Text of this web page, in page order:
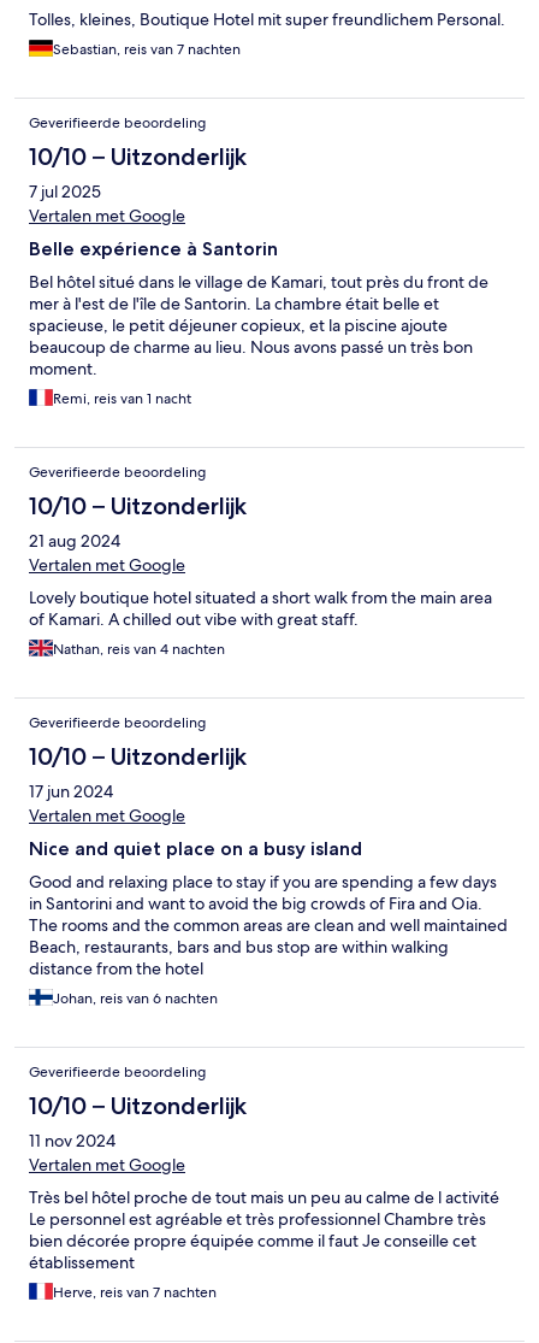
Tolles, kleines, Boutique Hotel mit super freundlichem Personal.
Sebastian, reis van 7 nachten
Geverifieerde beoordeling
10/10 – Uitzonderlijk
7 jul 2025
Vertalen met Google
Belle expérience à Santorin
Bel hôtel situé dans le village de Kamari, tout près du front de
mer à l'est de l'île de Santorin. La chambre était belle et
spacieuse, le petit déjeuner copieux, et la piscine ajoute
beaucoup de charme au lieu. Nous avons passé un très bon
moment.
Remi, reis van 1 nacht
Geverifieerde beoordeling
10/10 – Uitzonderlijk
21 aug 2024
Vertalen met Google
Lovely boutique hotel situated a short walk from the main area
of Kamari. A chilled out vibe with great staff.
Nathan, reis van 4 nachten
Geverifieerde beoordeling
10/10 – Uitzonderlijk
17 jun 2024
Vertalen met Google
Nice and quiet place on a busy island
Good and relaxing place to stay if you are spending a few days
in Santorini and want to avoid the big crowds of Fira and Oia.
The rooms and the common areas are clean and well maintained
Beach, restaurants, bars and bus stop are within walking
distance from the hotel
Johan, reis van 6 nachten
Geverifieerde beoordeling
10/10 – Uitzonderlijk
11 nov 2024
Vertalen met Google
Très bel hôtel proche de tout mais un peu au calme de l activité
Le personnel est agréable et très professionnel Chambre très
bien décorée propre équipée comme il faut Je conseille cet
établissement
Herve, reis van 7 nachten